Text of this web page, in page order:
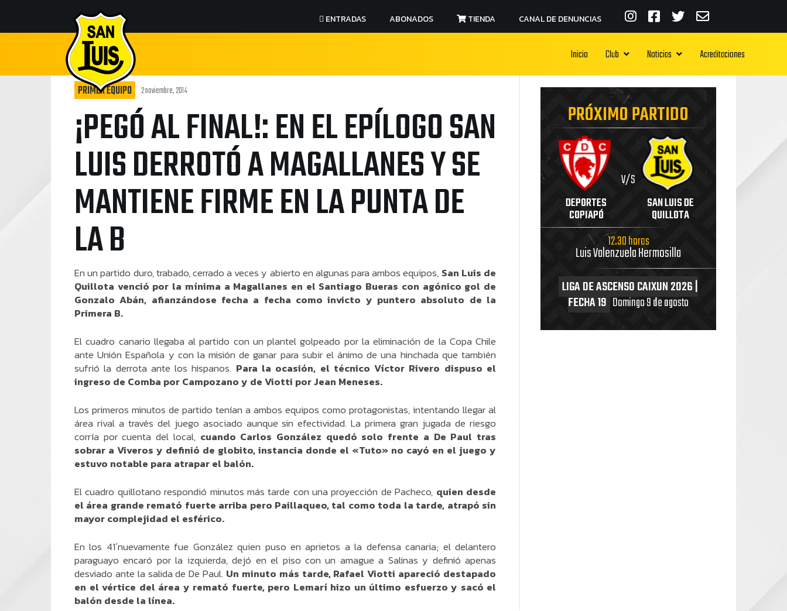
ENTRADAS ABONADOS TIENDA CANAL DE DENUNCIAS
Inicio Club Noticias Acreditaciones
PRIMER EQUIPO 2 noviembre, 2014
¡PEGÓ AL FINAL!: EN EL EPÍLOGO SAN
LUIS DERROTÓ A MAGALLANES Y SE
MANTIENE FIRME EN LA PUNTA DE
LA B
En un partido duro, trabado, cerrado a veces y abierto en algunas para ambos equipos, San Luis de
Quillota venció por la mínima a Magallanes en el Santiago Bueras con agónico gol de
Gonzalo Abán, afianzándose fecha a fecha como invicto y puntero absoluto de la
Primera B.
El cuadro canario llegaba al partido con un plantel golpeado por la eliminación de la Copa Chile
ante Unión Española y con la misión de ganar para subir el ánimo de una hinchada que también
sufrió la derrota ante los hispanos. Para la ocasión, el técnico Víctor Rivero dispuso el
ingreso de Comba por Campozano y de Viotti por Jean Meneses.
Los primeros minutos de partido tenían a ambos equipos como protagonistas, intentando llegar al
área rival a través del juego asociado aunque sin efectividad. La primera gran jugada de riesgo
corría por cuenta del local, cuando Carlos González quedó solo frente a De Paul tras
sobrar a Viveros y definió de globito, instancia donde el «Tuto» no cayó en el juego y
estuvo notable para atrapar el balón.
El cuadro quillotano respondió minutos más tarde con una proyección de Pacheco, quien desde
el área grande remató fuerte arriba pero Paillaqueo, tal como toda la tarde, atrapó sin
mayor complejidad el esférico.
En los 41´nuevamente fue González quien puso en aprietos a la defensa canaria; el delantero
paraguayo encaró por la izquierda, dejó en el piso con un amague a Salinas y definió apenas
desviado ante la salida de De Paul. Un minuto más tarde, Rafael Viotti apareció destapado
en el vértice del área y remató fuerte, pero Lemarí hizo un último esfuerzo y sacó el
balón desde la línea.
PRÓXIMO PARTIDO
DEPORTES
COPIAPÓ
V/S
SAN LUIS DE
QUILLOTA
12.30 horas
Luis Valenzuela Hermosilla
LIGA DE ASCENSO CAIXUN 2026 |
FECHA 19 Domingo 9 de agosto